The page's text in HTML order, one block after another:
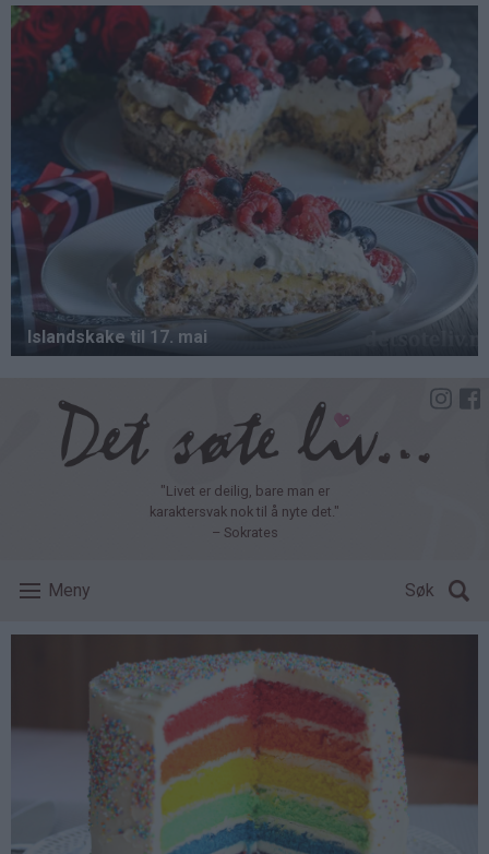
Hopp
hovedinnhold
"Livet er deilig, bare man er
karaktersvak nok til å nyte det."
– Sokrates
Meny Søk